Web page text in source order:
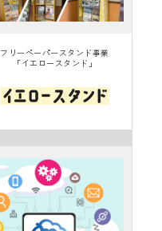
フリーペーパースタンド事業
「イエロースタンド」